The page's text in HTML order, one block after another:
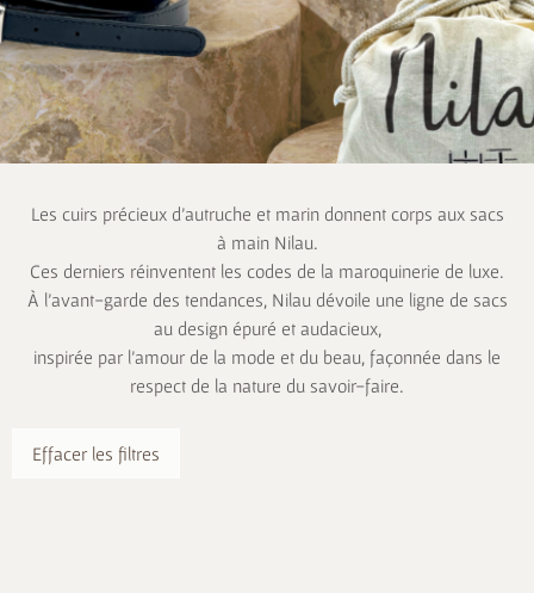
Les cuirs précieux d’autruche et marin donnent corps aux sacs
à main Nilau.
Ces derniers réinventent les codes de la maroquinerie de luxe.
À l’avant-garde des tendances, Nilau dévoile une ligne de sacs
au design épuré et audacieux,
inspirée par l’amour de la mode et du beau, façonnée dans le
respect de la nature du savoir-faire.
Effacer les filtres